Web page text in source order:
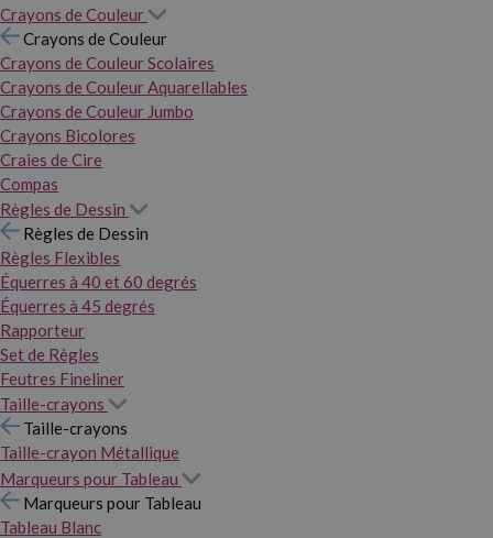
Crayons de Couleur
Crayons de Couleur
Crayons de Couleur Scolaires
Crayons de Couleur Aquarellables
Crayons de Couleur Jumbo
Crayons Bicolores
Craies de Cire
Compas
Règles de Dessin
Règles de Dessin
Règles Flexibles
Équerres à 40 et 60 degrés
Équerres à 45 degrés
Rapporteur
Set de Règles
Feutres Fineliner
Taille-crayons
Taille-crayons
Taille-crayon Métallique
Marqueurs pour Tableau
Marqueurs pour Tableau
Tableau Blanc